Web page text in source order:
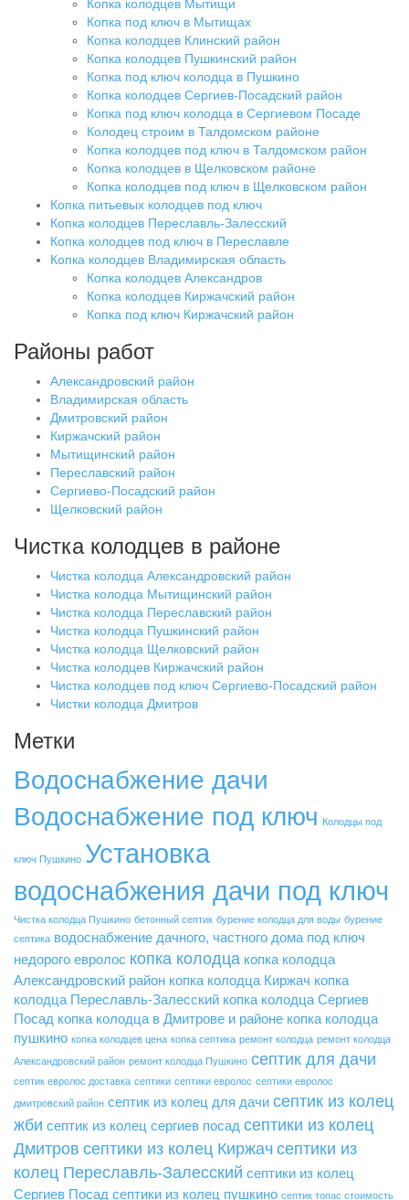
Копка колодцев Мытищи
Копка под ключ в Мытищах
Копка колодцев Клинский район
Копка колодцев Пушкинский район
Копка под ключ колодца в Пушкино
Копка колодцев Сергиев-Посадский район
Копка под ключ колодца в Сергиевом Посаде
Колодец строим в Талдомском районе
Копка колодцев под ключ в Талдомском район
Копка колодцев в Щелковском районе
Копка колодцев под ключ в Щелковском район
Копка питьевых колодцев под ключ
Копка колодцев Переславль-Залесский
Копка колодцев под ключ в Переславле
Копка колодцев Владимирская область
Копка колодцев Александров
Копка колодцев Киржачский район
Копка под ключ Киржачский район
Районы работ
Александровский район
Владимирская область
Дмитровский район
Киржачский район
Мытищинский район
Переславский район
Сергиево-Посадский район
Щелковский район
Чистка колодцев в районе
Чистка колодца Александровский район
Чистка колодца Мытищинский район
Чистка колодца Переславский район
Чистка колодца Пушкинский район
Чистка колодца Щелковский район
Чистка колодцев Киржачский район
Чистка колодцев под ключ Сергиево-Посадский район
Чистки колодца Дмитров
Метки
Водоснабжение дачи
Водоснабжение под ключ Колодцы под
ключ Пушкино Установка
водоснабжения дачи под ключ
Чистка колодца Пушкино бетонный септик бурение колодца для воды бурение
септика водоснабжение дачного, частного дома под ключ
недорого евролос копка колодца копка колодца
Александровский район копка колодца Киржач копка
колодца Переславль-Залесский копка колодца Сергиев
Посад копка колодца в Дмитрове и районе копка колодца
пушкино копка колодцев цена копка септика ремонт колодца ремонт колодца
Александровский район ремонт колодца Пушкино септик для дачи
септик евролос доставка септики септики евролос септики евролос
дмитровский район септик из колец для дачи септик из колец
жби септик из колец сергиев посад септики из колец
Дмитров септики из колец Киржач септики из
колец Переславль-Залесский септики из колец
Сергиев Посад септики из колец пушкино септик топас стоимость